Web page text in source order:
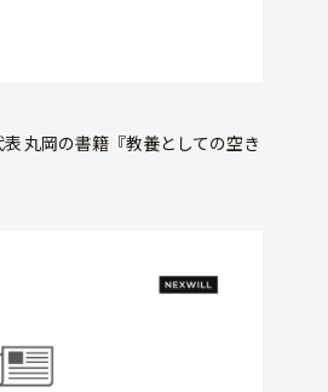
丸岡の書籍『教養としての空き